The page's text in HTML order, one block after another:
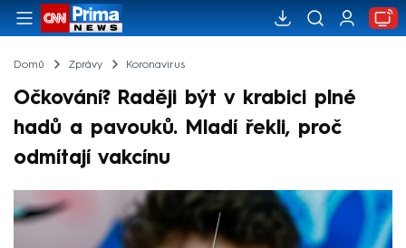
Domů Zprávy Koronavirus
Očkování? Raději být v krabici plné
hadů a pavouků. Mladí řekli, proč
odmítají vakcínu